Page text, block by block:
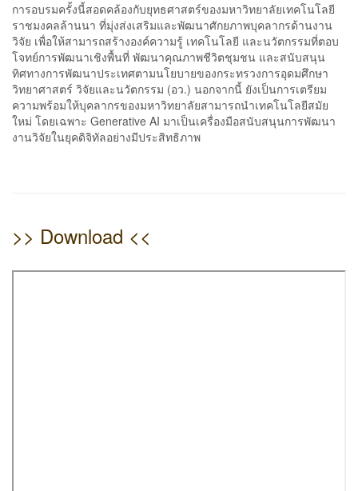
การอบรมครั้งนี้สอดคล้องกับยุทธศาสตร์ของมหาวิทยาลัยเทคโนโลยี
ราชมงคลล้านนา ที่มุ่งส่งเสริมและพัฒนาศักยภาพบุคลากรด้านงาน
วิจัย เพื่อให้สามารถสร้างองค์ความรู้ เทคโนโลยี และนวัตกรรมที่ตอบ
โจทย์การพัฒนาเชิงพื้นที่ พัฒนาคุณภาพชีวิตชุมชน และสนับสนุน
ทิศทางการพัฒนาประเทศตามนโยบายของกระทรวงการอุดมศึกษา
วิทยาศาสตร์ วิจัยและนวัตกรรม (อว.) นอกจากนี้ ยังเป็นการเตรียม
ความพร้อมให้บุคลากรของมหาวิทยาลัยสามารถนำเทคโนโลยีสมัย
ใหม่ โดยเฉพาะ Generative AI มาเป็นเครื่องมือสนับสนุนการพัฒนา
งานวิจัยในยุคดิจิทัลอย่างมีประสิทธิภาพ
>> Download <<